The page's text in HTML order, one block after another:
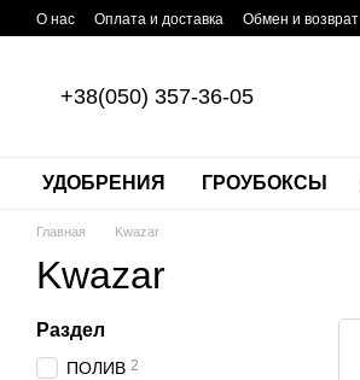
Перейти к основному контенту
О нас Оплата и доставка Обмен и возврат
+38(050) 357-36-05
УДОБРЕНИЯ ГРОУБОКСЫ
Главная Kwazar
Kwazar
Раздел
ПОЛИВ 2